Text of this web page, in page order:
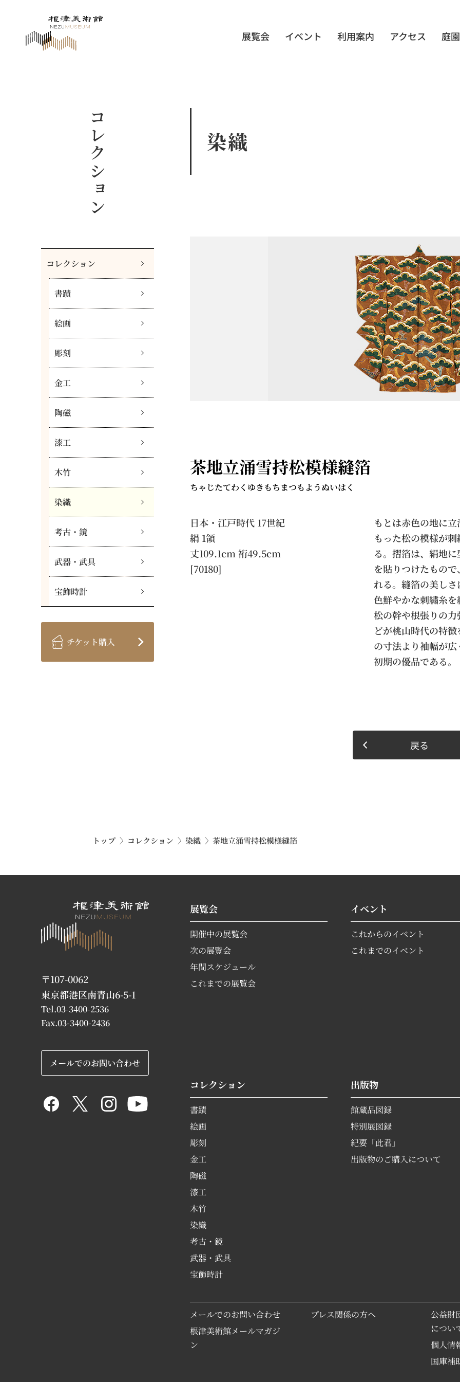
展覧会 イベント 利用案内 アクセス 庭園
コレクション
コレクション
書蹟
絵画
彫刻
金工
陶磁
漆工
木竹
染織
考古・鏡
武器・武具
宝飾時計
チケット購入
染織
茶地立涌雪持松模様縫箔
ちゃじたてわくゆきもちまつもようぬいはく
日本・江戸時代 17世紀
絹 1領
丈109.1cm 裄49.5cm
[70180]
もとは赤色の地に
もった松の模様が
る。摺箔は、絹地
を貼りつけたもの
れる。縫箔の美し
色鮮やかな刺繡糸
松の幹や根張りの
どが桃山時代の特
の寸法より袖幅が
初期の優品である。
戻る
トップ コレクション 染織 茶地立涌雪持松模様縫箔
展覧会
開催中の展覧会
次の展覧会
年間スケジュール
これまでの展覧会
イベント
これからのイベント
これまでのイベント
コレクション
書蹟
絵画
彫刻
金工
陶磁
漆工
木竹
染織
考古・鏡
武器・武具
宝飾時計
出版物
館蔵品図録
特別展図録
紀要「此君」
出版物のご購入について
メールでのお問い合わせ
根津美術館メールマガジ
ン
プレス関係の方へ
公益財
につい
個人情
国庫補
〒107-0062
東京都港区南青山6-5-1
Tel.03-3400-2536
Fax.03-3400-2436
メールでのお問い合わせ